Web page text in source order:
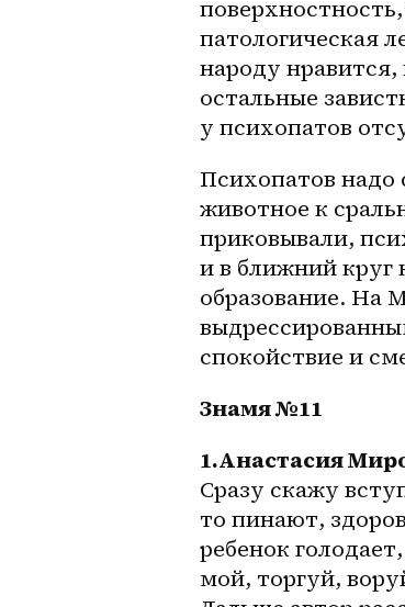
патологическая
народу
остальные
у психопатов
Психопатов надо
животное к
приковывали,
и в ближний круг
образование. На
спокойствие и
Знамя №11
1.Анастасия
Сразу скажу
то пинают,
ребенок
мой, торгуй,